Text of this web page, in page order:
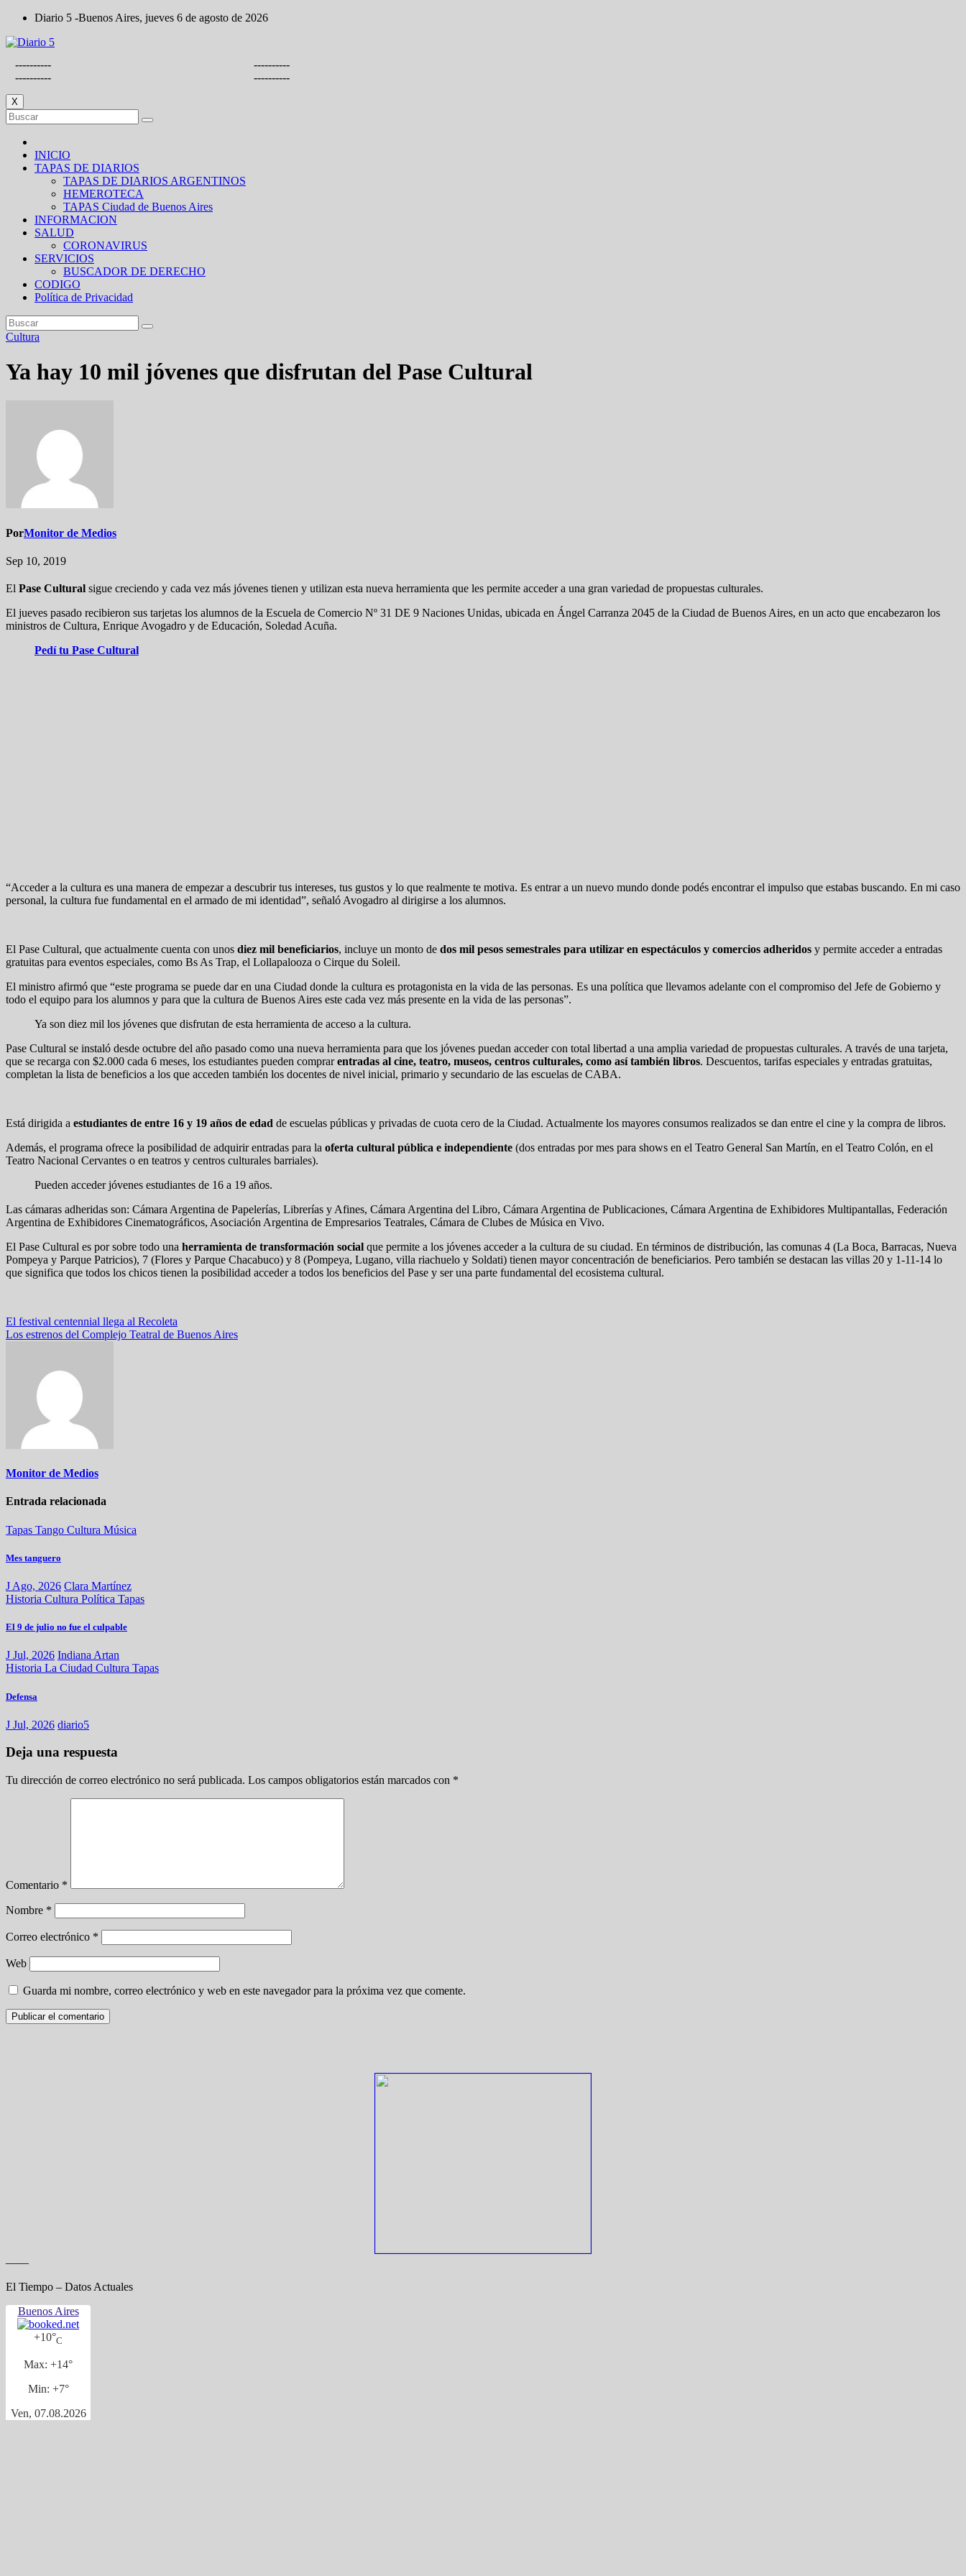
Saltar
contenido
Diario 5 -Buenos Aires, jueves 6 de agosto de 2026
----------
----------
----------
----------
X
INICIO
TAPAS DE DIARIOS
TAPAS DE DIARIOS ARGENTINOS
HEMEROTECA
TAPAS Ciudad de Buenos Aires
INFORMACION
SALUD
CORONAVIRUS
SERVICIOS
BUSCADOR DE DERECHO
CODIGO
Política de Privacidad
Cultura
Ya hay 10 mil jóvenes que disfrutan del Pase Cultural
PorMonitor de Medios
Sep 10, 2019
El Pase Cultural sigue creciendo y cada vez más jóvenes tienen y utilizan esta nueva herramienta que les permite acceder a una gran variedad de propuestas culturales.
El jueves pasado recibieron sus tarjetas los alumnos de la Escuela de Comercio Nº 31 DE 9 Naciones Unidas, ubicada en Ángel Carranza 2045 de la Ciudad de Buenos Aires, en un acto que encabezaron los
ministros de Cultura, Enrique Avogadro y de Educación, Soledad Acuña.
Pedí tu Pase Cultural
“Acceder a la cultura es una manera de empezar a descubrir tus intereses, tus gustos y lo que realmente te motiva. Es entrar a un nuevo mundo donde podés encontrar el impulso que estabas buscando. En mi caso
personal, la cultura fue fundamental en el armado de mi identidad”, señaló Avogadro al dirigirse a los alumnos.
El Pase Cultural, que actualmente cuenta con unos diez mil beneficiarios, incluye un monto de dos mil pesos semestrales para utilizar en espectáculos y comercios adheridos y permite acceder a entradas
gratuitas para eventos especiales, como Bs As Trap, el Lollapalooza o Cirque du Soleil.
El ministro afirmó que “este programa se puede dar en una Ciudad donde la cultura es protagonista en la vida de las personas. Es una política que llevamos adelante con el compromiso del Jefe de Gobierno y
todo el equipo para los alumnos y para que la cultura de Buenos Aires este cada vez más presente en la vida de las personas”.
Ya son diez mil los jóvenes que disfrutan de esta herramienta de acceso a la cultura.
Pase Cultural se instaló desde octubre del año pasado como una nueva herramienta para que los jóvenes puedan acceder con total libertad a una amplia variedad de propuestas culturales. A través de una tarjeta,
que se recarga con $2.000 cada 6 meses, los estudiantes pueden comprarentradas al cine, teatro, museos, centros culturales, como así también libros. Descuentos, tarifas especiales y entradas gratuitas,
completan la lista de beneficios a los que acceden también los docentes de nivel inicial, primario y secundario de las escuelas de CABA.
Está dirigida a estudiantes de entre 16 y 19 años de edad de escuelas públicas y privadas de cuota cero de la Ciudad. Actualmente los mayores consumos realizados se dan entre el cine y la compra de libros.
Además, el programa ofrece la posibilidad de adquirir entradas para la oferta cultural pública e independiente (dos entradas por mes para shows en el Teatro General San Martín, en el Teatro Colón, en el
Teatro Nacional Cervantes o en teatros y centros culturales barriales).
Pueden acceder jóvenes estudiantes de 16 a 19 años.
Las cámaras adheridas son: Cámara Argentina de Papelerías, Librerías y Afines, Cámara Argentina del Libro, Cámara Argentina de Publicaciones, Cámara Argentina de Exhibidores Multipantallas, Federación
Argentina de Exhibidores Cinematográficos, Asociación Argentina de Empresarios Teatrales, Cámara de Clubes de Música en Vivo.
El Pase Cultural es por sobre todo una herramienta de transformación social que permite a los jóvenes acceder a la cultura de su ciudad. En términos de distribución, las comunas 4 (La Boca, Barracas, Nueva
Pompeya y Parque Patricios), 7 (Flores y Parque Chacabuco) y 8 (Pompeya, Lugano, villa riachuelo y Soldati) tienen mayor concentración de beneficiarios. Pero también se destacan las villas 20 y 1-11-14 lo
que significa que todos los chicos tienen la posibilidad acceder a todos los beneficios del Pase y ser una parte fundamental del ecosistema cultural.
Navegación
de
El festival centennial llega al Recoleta
Los estrenos del Complejo Teatral de Buenos Aires
Monitor de Medios
Entrada relacionada
Tapas Tango Cultura Música
Mes tanguero
J Ago, 2026 Clara Martínez
Historia Cultura Política Tapas
El 9 de julio no fue el culpable
J Jul, 2026 Indiana Artan
Historia La Ciudad Cultura Tapas
Defensa
J Jul, 2026 diario5
Deja una respuesta
Tu dirección de correo electrónico no será publicada. Los campos obligatorios están marcados con *
Comentario *
Nombre *
Correo electrónico *
Web
Guarda mi nombre, correo electrónico y web en este navegador para la próxima vez que comente.
——
El Tiempo – Datos Actuales
Buenos Aires
+10°C
Max: +14°
Min: +7°
Ven, 07.08.2026